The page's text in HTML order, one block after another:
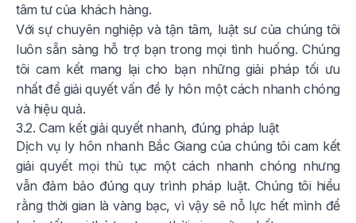
tâm tư của khách hàng.
Với sự chuyên nghiệp và tận tâm, luật sư của chúng tôi
luôn sẵn sàng hỗ trợ bạn trong mọi tình huống. Chúng
tôi cam kết mang lại cho bạn những giải pháp tối ưu
nhất để giải quyết vấn đề ly hôn một cách nhanh chóng
và hiệu quả.
3.2. Cam kết giải quyết nhanh, đúng pháp luật
Dịch vụ ly hôn nhanh Bắc Giang của chúng tôi cam kết
giải quyết mọi thủ tục một cách nhanh chóng nhưng
vẫn đảm bảo đúng quy trình pháp luật. Chúng tôi hiểu
rằng thời gian là vàng bạc, vì vậy sẽ nỗ lực hết mình để